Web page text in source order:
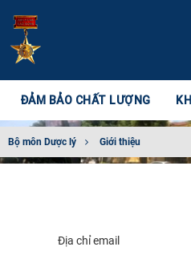
ĐẢM BẢO CHẤT LƯỢNG
Bộ môn Dược lý Giới thiệu
Địa chỉ email